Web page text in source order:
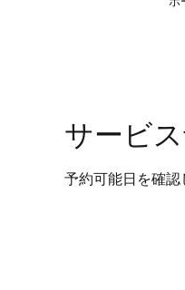
サービ
予約可能日を確認